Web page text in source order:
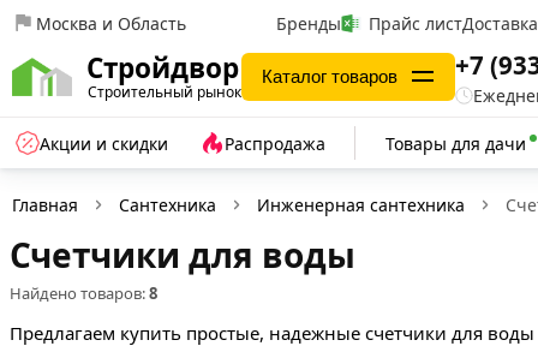
Москва и Область Бренды Прайс листДоставка
Стройдвор
Строительный рынок
Каталог товаров +7
Акции и скидки Распродажа Товары для дачи
Главная Сантехника Инженерная сантехника
Счетчики для воды
Найдено товаров:8
Предлагаем купить простые, надежные счетчики для